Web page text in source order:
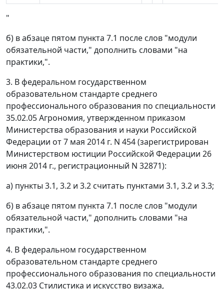
"
б) в абзаце пятом пункта 7.1 после слов "модули
обязательной части," дополнить словами "на
практики,".
3. В федеральном государственном
образовательном стандарте среднего
профессионального образования по специальности
35.02.05 Агрономия, утвержденном приказом
Министерства образования и науки Российской
Федерации от 7 мая 2014 г. N 454 (зарегистрирован
Министерством юстиции Российской Федерации 26
июня 2014 г., регистрационный N 32871):
а) пункты 3.1, 3.2 и 3.2 считать пунктами 3.1, 3.2 и 3.3;
б) в абзаце пятом пункта 7.1 после слов "модули
обязательной части," дополнить словами "на
практики,".
4. В федеральном государственном
образовательном стандарте среднего
профессионального образования по специальности
43.02.03 Стилистика и искусство визажа,